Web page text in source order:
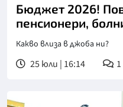
Бюджет 2026!
пенсионери,
Какво влиза в джоба ни?
25 юли | 16:14 1